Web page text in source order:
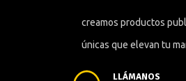
creamos productos
únicas que elevan tu
LLÁMANOS